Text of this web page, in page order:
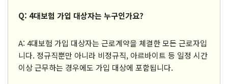
Q: 4대보험 가입 대상자는 누구인가요?
A: 4대보험 가입 대상자는 근로계약을 체결한 모든 근로자입
니다. 정규직뿐만 아니라 비정규직, 아르바이트 등 일정 시간
이상 근무하는 경우에도 가입 대상에 포함됩니다.